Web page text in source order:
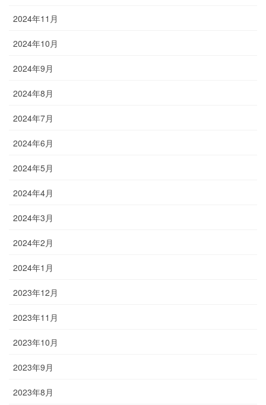
2024年11月
2024年10月
2024年9月
2024年8月
2024年7月
2024年6月
2024年5月
2024年4月
2024年3月
2024年2月
2024年1月
2023年12月
2023年11月
2023年10月
2023年9月
2023年8月